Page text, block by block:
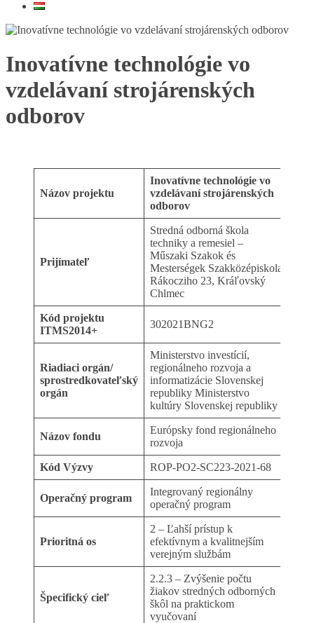
Inovatívne technológie vo
vzdelávaní strojárenských
odborov
Názov projektu
Inovatívne technológie vo
vzdelávaní strojárenských
odborov
Prijímateľ
Stredná odborná škola
techniky a remesiel –
Műszaki Szakok és
Mesterségek Szakközépiskola
Rákocziho 23, Kráľovský
Chlmec
Kód projektu
ITMS2014+
302021BNG2
Riadiaci orgán/
sprostredkovateľský
orgán
Ministerstvo investícií,
regionálneho rozvoja a
informatizácie Slovenskej
republiky Ministerstvo
kultúry Slovenskej republiky
Názov fondu
Európsky fond regionálneho
rozvoja
Kód Výzvy ROP-PO2-SC223-2021-68
Operačný program
Integrovaný regionálny
operačný program
Prioritná os
2 – Ľahší prístup k
efektívnym a kvalitnejším
verejným službám
Špecifický cieľ
2.2.3 – Zvýšenie počtu
žiakov stredných odborných
škôl na praktickom
vyučovaní